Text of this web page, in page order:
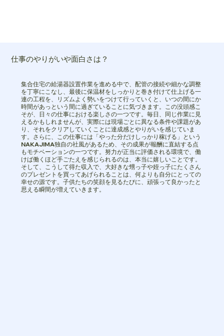
仕事のやりがいや面白さは？
集合住宅の給湯器設置作業を進める中で、配管の接続や細かな調整
を丁寧にこなし、最後に保温材をしっかりと巻き付けて仕上げる一
連の工程を、リズムよく勢いをつけて行っていくと、いつの間にか
時間があっという間に過ぎていることに気づきます。この没頭感こ
そが、日々の仕事における楽しさの一つです。毎日、同じ作業に見
えるかもしれませんが、実際には現場ごとに異なる条件や課題があ
り、それをクリアしていくことに達成感とやりがいを感じていま
す。さらに、この仕事には「やった分だけしっかり稼げる」という
NAKAJIMA独自の社風があるため、その成果が報酬に直結する点
もモチベーションの一つです。努力が正当に評価される環境で、働
けば働くほど手ごたえを感じられるのは、本当に嬉しいことです。
そして、こうして得た収入で、大好きな甥っ子や姪っ子にたくさん
のプレゼントを買ってあげられることは、何よりも自分にとっての
幸せの源です。子供たちの笑顔を見るたびに、頑張って良かったと
思える瞬間が増えていきます。